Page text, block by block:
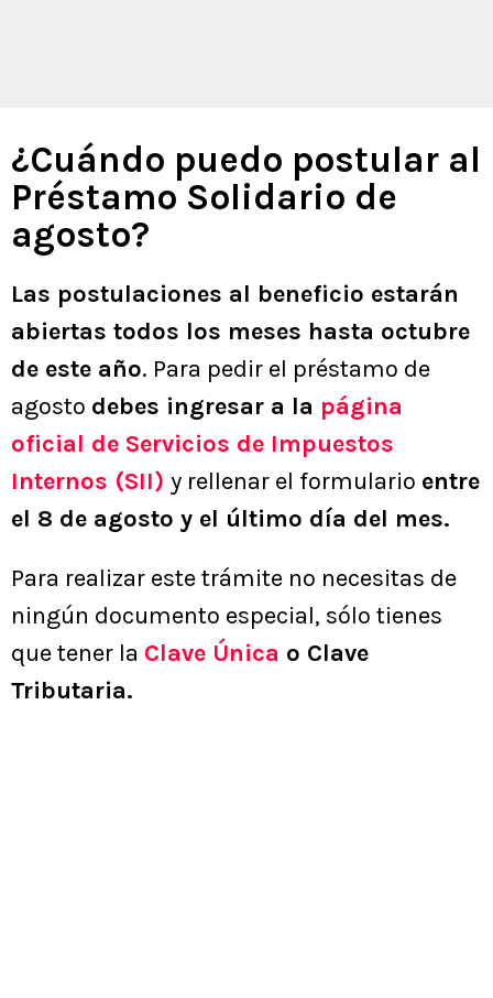
¿Cuándo puedo postular al
Préstamo Solidario de
agosto?
Las postulaciones al beneficio estarán
abiertas todos los meses hasta octubre
de este año. Para pedir el préstamo de
agosto debes ingresar a la página
oficial de Servicios de Impuestos
Internos (SII) y rellenar el formulario entre
el 8 de agosto y el último día del mes.
Para realizar este trámite no necesitas de
ningún documento especial, sólo tienes
que tener la Clave Única o Clave
Tributaria.